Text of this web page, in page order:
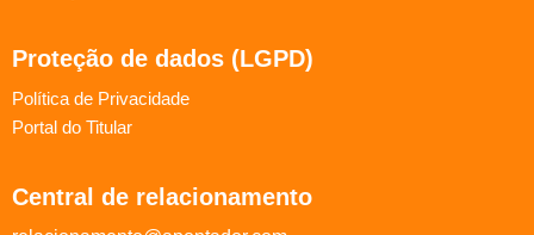
Proteção de dados (LGPD)
Política de Privacidade
Portal do Titular
Central de relacionamento